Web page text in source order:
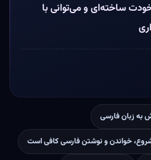
ساخته‌ای و می‌توانی با
به زبان فارسی
خواندن و نوشتن فارسی کافی است